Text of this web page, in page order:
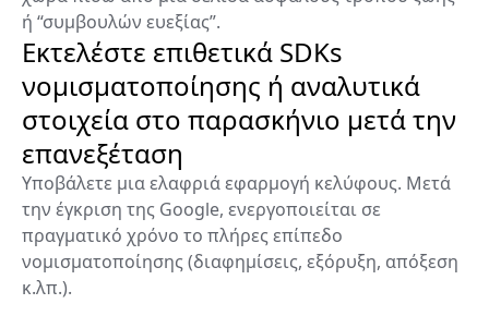
ή “συμβουλών ευεξίας”.
Εκτελέστε επιθετικά SDKs
νομισματοποίησης ή αναλυτικά
στοιχεία στο παρασκήνιο μετά την
επανεξέταση
Υποβάλετε μια ελαφριά εφαρμογή κελύφους. Μετά
την έγκριση της Google, ενεργοποιείται σε
πραγματικό χρόνο το πλήρες επίπεδο
νομισματοποίησης (διαφημίσεις, εξόρυξη, απόξεση
κ.λπ.).